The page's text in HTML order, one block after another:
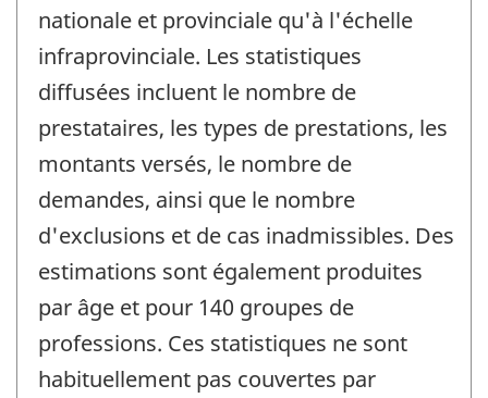
nationale et provinciale qu'à l'échelle
infraprovinciale. Les statistiques
diffusées incluent le nombre de
prestataires, les types de prestations, les
montants versés, le nombre de
demandes, ainsi que le nombre
d'exclusions et de cas inadmissibles. Des
estimations sont également produites
par âge et pour 140 groupes de
professions. Ces statistiques ne sont
habituellement pas couvertes par